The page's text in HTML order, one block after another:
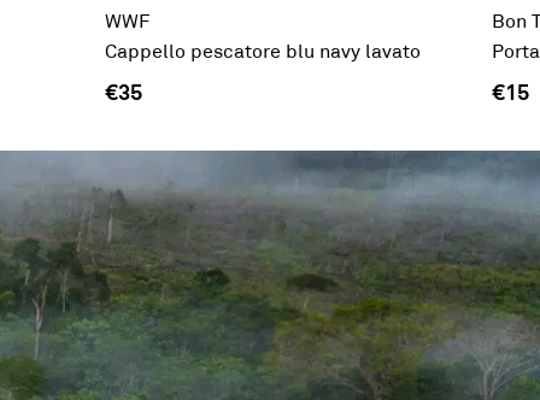
WWF
Cappello pescatore blu navy lavato
€35
Bon
€15